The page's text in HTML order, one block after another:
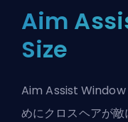
Aim
Size
Aim Assist Window
めにクロスヘアが